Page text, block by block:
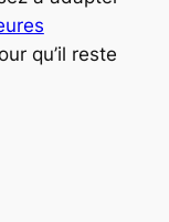
qu’il reste